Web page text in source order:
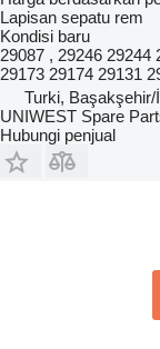
Lapisan sepatu rem
Kondisi baru
29087 , 29246 29244
29173 29174 29131
Turki, Başakşehir/
UNIWEST Spare
Hubungi penjual